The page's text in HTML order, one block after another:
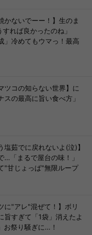
かないでーー！】生のま
れば良かったのね」
」冷めてもウマっ！最高
ツコの知らない世界】に
の最高に旨い食べ方」
塩茹でに戻れないよ(泣)】
…「まるで屋台の味！」
"甘じょっぱ"無限ループ
に"アレ"混ぜて！】ボリ
旨すぎて「1袋」消えたよ
お祭り騒ぎに…！